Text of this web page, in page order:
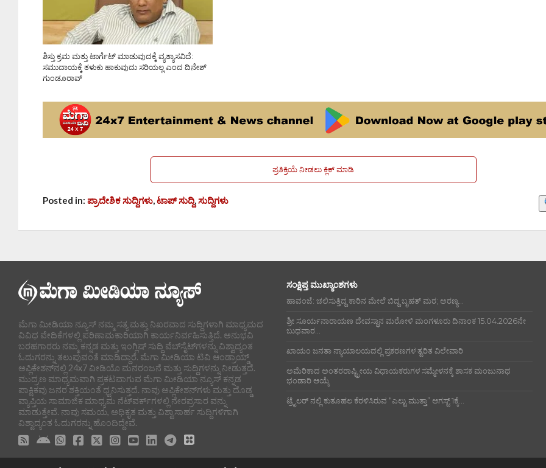
ಶಿಸ್ತು ಕ್ರಮ ಮತ್ತು ಟಾರ್ಗೆಟ್ ಮಾಡುವುದಕ್ಕೆ ವ್ಯತ್ಯಾಸವಿದೆ:
ಸಮುದಾಯಕ್ಕೆ ತಳುಕು ಹಾಕುವುದು ಸರಿಯಲ್ಲ ಎಂದ ದಿನೇಶ್
ಗುಂಡೂರಾವ್
ಪ್ರತಿಕ್ರಿಯೆ ನೀಡಲು ಕ್ಲಿಕ್ ಮಾಡಿ
Posted in:ಪ್ರಾದೇಶಿಕ ಸುದ್ದಿಗಳು,ಟಾಪ್ ಸುದ್ದಿ,ಸುದ್ದಿಗಳು
ಮೆಗಾ ಮೀಡಿಯಾ ನ್ಯೂಸ್ ನಮ್ಮ ಸತ್ಯ ಮತ್ತು ನಿಖರವಾದ ಸುದ್ದಿಗಳಾಗಿ ಮಾಧ್ಯಮದ
ವಿವಿಧ ವೇದಿಕೆಗಳಲ್ಲಿ ಪರಿಣಾಮಕಾರಿಯಾಗಿ ಕಾರ್ಯನಿರ್ವಹಿಸುತ್ತಿದೆ. ಅನುಭವಿ
ಬರಹಗಾರರು ನಮ್ಮ ಕನ್ನಡ ಮತ್ತು ಇಂಗ್ಲಿಷ್ ಸುದ್ದಿ ವೆಬ್‌ಸೈಟ್‌ಗಳನ್ನು ವಿಶ್ವಾದ್ಯಂತ
ಓದುಗರನ್ನು ತಲುಪುವಂತೆ ಮಾಡಿದ್ದಾರೆ. ಮೆಗಾ ಮೀಡಿಯಾ ಟಿವಿ ಆಂಡ್ರಾಯ್ಡ್
ಅಪ್ಲಿಕೇಶನ್‌ನಲ್ಲಿ 24x7 ವೀಡಿಯೊ ಮನರಂಜನೆ ಮತ್ತು ಸುದ್ದಿಗಳನ್ನು ನೀಡುತ್ತದೆ.
ಮುದ್ರಣ ಮಾಧ್ಯಮವಾಗಿ ಪ್ರಕಟವಾಗುವ ಮೆಗಾ ಮೀಡಿಯಾ ನ್ಯೂಸ್ ಕನ್ನಡ
ಪಾಕ್ಷಿಕವು ಜನರ ಶಕ್ತಿಯಂತೆ ಧ್ವನಿಸುತ್ತದೆ. ನಾವು ಅಪ್ಲಿಕೇಶನ್‌ಗಳು ಮತ್ತು ದೊಡ್ಡ
ವ್ಯಾಪ್ತಿಯ ಸಾಮಾಜಿಕ ಮಾಧ್ಯಮ ನೆಟ್‌ವರ್ಕ್‌ಗಳಲ್ಲಿ ನೇರಪ್ರಸಾರ ವನ್ನು
ಮಾಡುತ್ತೇವೆ. ನಾವು ಸಮಯ, ಅಧಿಕೃತ ಮತ್ತು ವಿಶ್ವಾಸಾರ್ಹ ಸುದ್ದಿಗಳಿಗಾಗಿ
ವಿಶ್ವಾದ್ಯಂತ ಓದುಗರನ್ನು ಹೊಂದಿದ್ದೇವೆ.
ಸಂಕ್ಷಿಪ್ತ ಮುಖ್ಯಾಂಶಗಳು
ಹಾವಂಜೆ: ಚಲಿಸುತ್ತಿದ್ದ ಕಾರಿನ ಮೇಲೆ ಬಿದ್ದ ಬೃಹತ್ ಮರ; ಅರಣ್ಯ...
ಶ್ರೀ ಸೂರ್ಯನಾರಾಯಣ ದೇವಸ್ಥಾನ ಮರೋಳಿ ಮಂಗಳೂರು ದಿನಾಂಕ 15.04.2026ನೇ
ಬುಧವಾರ...
ಖಾಯಂ ಜನತಾ ನ್ಯಾಯಾಲಯದಲ್ಲಿ ಪ್ರಕರಣಗಳ ತ್ವರಿತ ವಿಲೇವಾರಿ
ಅಮೆರಿಕಾದ ಅಂತರರಾಷ್ಟ್ರೀಯ ವಿಧಾಯಕರುಗಳ ಸಮ್ಮೇಳನಕ್ಕೆ ಶಾಸಕ ಮಂಜುನಾಥ
ಭಂಡಾರಿ ಆಯ್ಕೆ
ಟ್ರೈಲರ್ ನಲ್ಲಿ ಕುತೂಹಲ ಕೆರಳಿಸಿರುವ “ಎಲ್ಟು ಮುತ್ತಾ” ಆಗಸ್ಟ್ 1ಕ್ಕೆ...